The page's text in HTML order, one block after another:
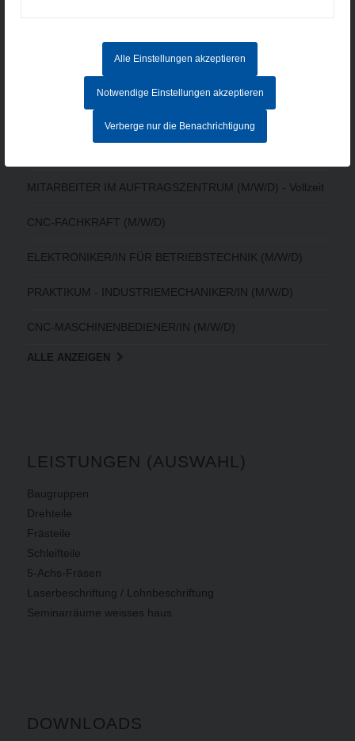
Alle Einstellungen akzeptieren
Notwendige Einstellungen akzeptieren
Verberge nur die Benachrichtigung
Hinweisgebersystem
MITARBEITER IM AUFTRAGSZENTRUM (M/W/D) - Vollzeit
CNC-FACHKRAFT (M/W/D)
ELEKTRONIKER/IN FÜR BETRIEBSTECHNIK (M/W/D)
PRAKTIKUM - INDUSTRIEMECHANIKER/IN (M/W/D)
CNC-MASCHINENBEDIENER/IN (M/W/D)
ALLE ANZEIGEN
LEISTUNGEN (AUSWAHL)
Baugruppen
Drehteile
Frästeile
Schleifteile
5-Achs-Fräsen
Laserbeschriftung / Lohnbeschriftung
Seminarräume weisses haus
DOWNLOADS